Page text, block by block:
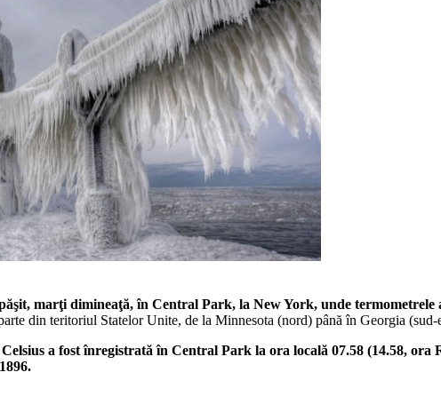
marţi dimineaţă, în Central Park, la NewYork, unde termometrele
din teritoriul Statelor Unite, de la Minnesota (nord) până în Georgia (sud-
a fost înregistrată în Central Park la ora locală 07.58 (14.58,